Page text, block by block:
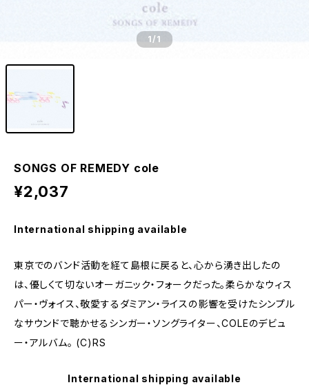
1/1
SONGS OF REMEDY cole
¥2,037
International shipping available
東京でのバンド活動を経て島根に戻ると、心から湧き出したの
は、優しくて切ないオーガニック・フォークだった。柔らかなウィス
パー・ヴォイス、敬愛するダミアン・ライスの影響を受けたシンプル
なサウンドで聴かせるシンガー・ソングライター、COLEのデビュ
ー・アルバム。 (C)RS
International shipping available